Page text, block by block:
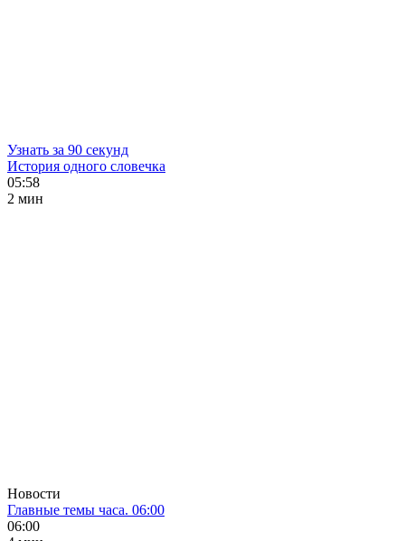
Узнать за 90 секунд
История одного словечка
05:58
2 мин
Новости
Главные темы часа. 06:00
06:00